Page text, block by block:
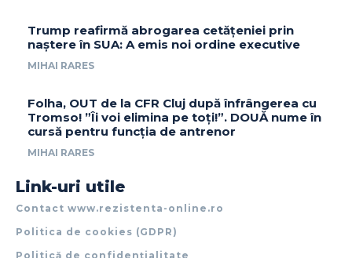
Trump reafirmă abrogarea cetățeniei prin
naștere în SUA: A emis noi ordine executive
MIHAI RARES
Folha, OUT de la CFR Cluj după înfrângerea cu
Tromso! ”Îi voi elimina pe toți!”. DOUĂ nume în
cursă pentru funcția de antrenor
MIHAI RARES
Link-uri utile
Contact www.rezistenta-online.ro
Politica de cookies (GDPR)
Politică de confidențialitate